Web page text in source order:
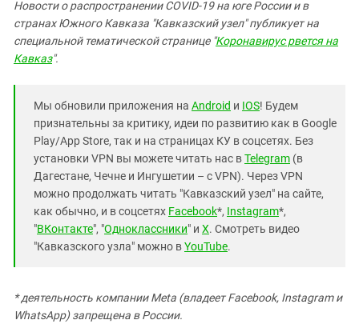
Новости о распространении COVID-19 на юге России и в
странах Южного Кавказа "Кавказский узел" публикует на
специальной тематической странице "Коронавирус рвется на
Кавказ".
Мы обновили приложения на Android и IOS! Будем
признательны за критику, идеи по развитию как в Google
Play/App Store, так и на страницах КУ в соцсетях. Без
установки VPN вы можете читать нас вTelegram (в
Дагестане, Чечне и Ингушетии – с VPN). Через VPN
можно продолжать читать "Кавказский узел" на сайте,
как обычно, и в соцсетях Facebook*, Instagram*,
"ВКонтакте", "Одноклассники" и X. Смотреть видео
"Кавказского узла" можно вYouTube.
* деятельность компании Meta (владеет Facebook, Instagram и
WhatsApp) запрещена в России.